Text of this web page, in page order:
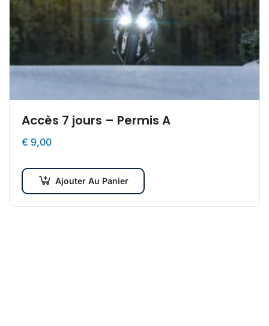
Accès 7 jours – Permis A
€ 9,00
Ajouter Au Panier